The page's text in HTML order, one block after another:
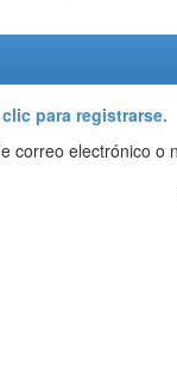
para registrarse.
correo electrónico o